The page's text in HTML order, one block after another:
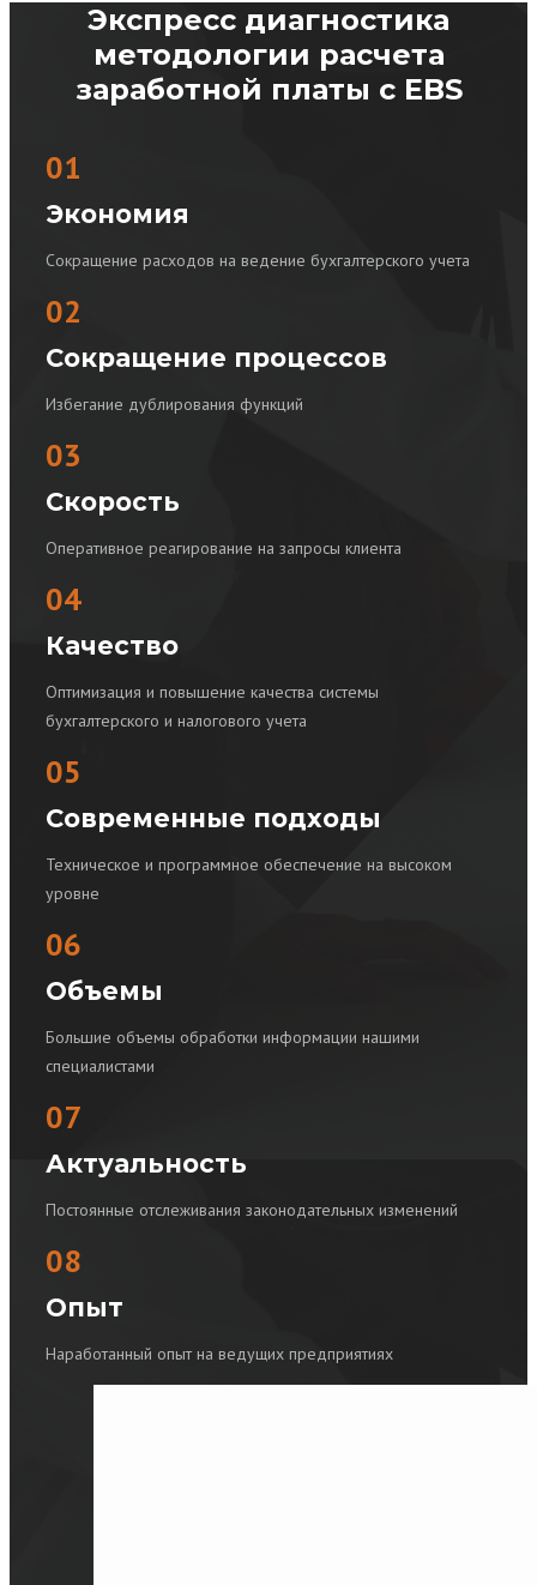
Экспресс диагностика
методологии расчета
заработной платы с EBS
01
Экономия
Сокращение расходов на ведение бухгалтерского учета
02
Сокращение процессов
Избегание дублирования функций
03
Скорость
Оперативное реагирование на запросы клиента
04
Качество
Оптимизация и повышение качества системы
бухгалтерского и налогового учета
05
Современные подходы
Техническое и программное обеспечение на высоком
уровне
06
Объемы
Большие объемы обработки информации нашими
специалистами
07
Актуальность
Постоянные отслеживания законодательных изменений
08
Опыт
Наработанный опыт на ведущих предприятиях